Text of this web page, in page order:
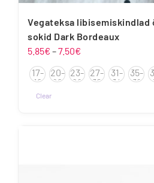
Vegateksa libisemiskindlad
sokid Dark Bordeaux
5.85€ –7.50€
5.85€
kuni
17-
19
20-
22
23-
26
27-
30
31-
34
35-
38
Clear